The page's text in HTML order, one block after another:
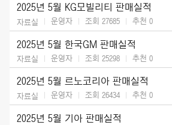
2025년 5월 KG모빌리티 판매실적
자료실 운영자 조회 27685 추천 0
2025년 5월 한국GM 판매실적
자료실 운영자 조회 25298 추천 0
2025년 5월 르노코리아 판매실적
자료실 운영자 조회 26434 추천 0
2025년 5월 기아 판매실적